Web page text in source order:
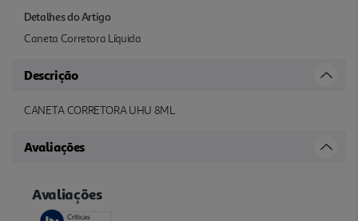
Detalhes do Artigo
Caneta Corretora Líquida
Descrição
CANETA CORRETORA UHU 8ML
Avaliações